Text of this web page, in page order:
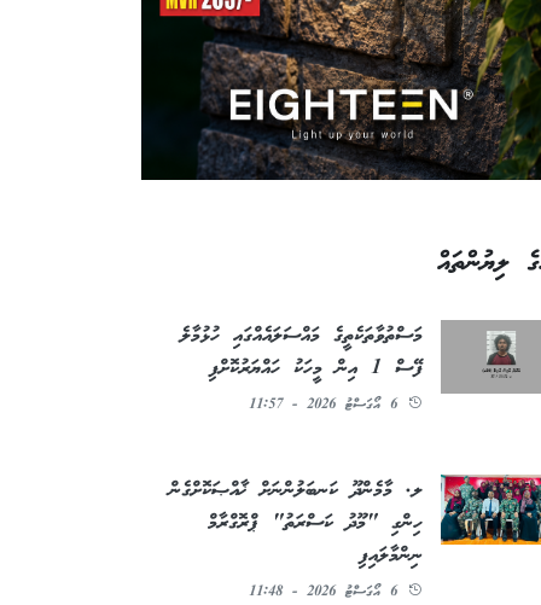
ލިޔުންތައް
މަސްތުވާތަކެތީގެ މައްސަލައެއްގައި ހުޅުމާލެ
ފޭސް 1 އިން މީހަކު ހައްޔަރުކޮށްފި
6 އޯގަސްޓު 2026 - 11:57
ލ. މާމެންދޫ ކަނބަލުންނަށް ޚާއްޞަކޮށްގެން
ހިންގި "މޫދު ކަސްރަތު" ޕްރޮގްރާމް
ނިންމާލައިފި
6 އޯގަސްޓު 2026 - 11:48